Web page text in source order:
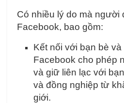
Có nhiều lý do mà người
Facebook, bao gồm:
Kết nối với bạn bè và
Facebook cho phép
và giữ liên lạc với
và đồng nghiệp từ
giới.